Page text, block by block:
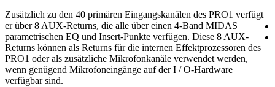
Zusätzlich zu den 40 primären Eingangskanälen des PRO1 verfügt
er über 8 AUX-Returns, die alle über einen 4-Band MIDAS
parametrischen EQ und Insert-Punkte verfügen. Diese 8 AUX-
Returns können als Returns für die internen Effektprozessoren des
PRO1 oder als zusätzliche Mikrofonkanäle verwendet werden,
wenn genügend Mikrofoneingänge auf der I / O-Hardware
verfügbar sind.